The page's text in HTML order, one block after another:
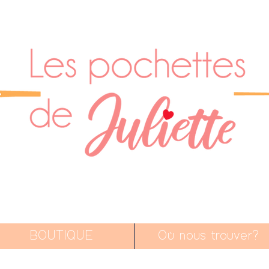
BOUTIQUE Où nous trouver?